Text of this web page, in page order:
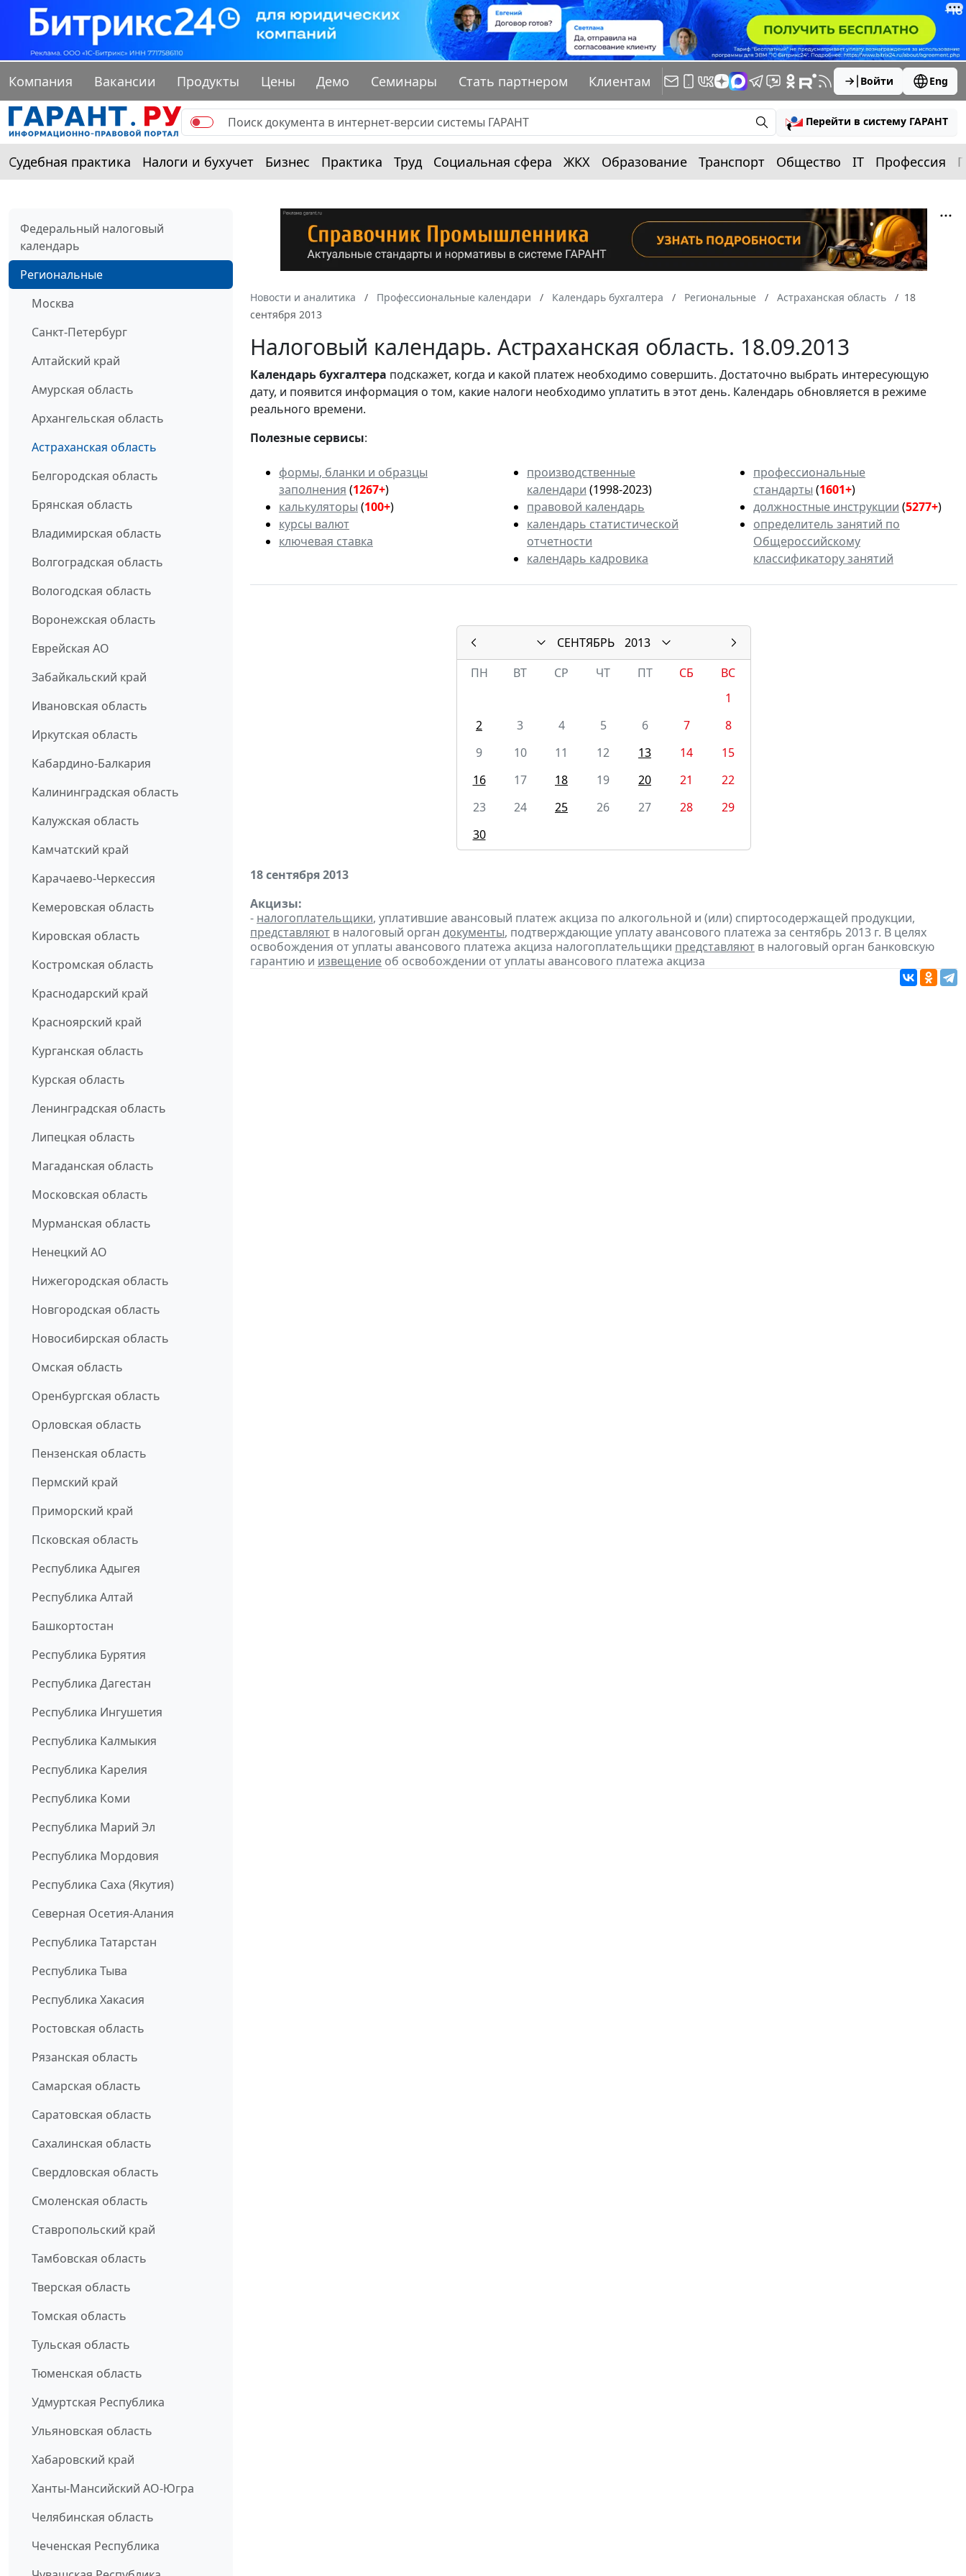
Компания Вакансии Продукты Цены Демо Семинары Стать партнером Клиентам Войти Eng
Перейти в систему ГАРАНТ
Судебная практика Налоги и бухучет Бизнес Практика Труд Социальная сфера ЖКХ Образование Транспорт Общество IT Профессия
Федеральный налоговый
календарь
Региональные
Москва
Санкт-Петербург
Алтайский край
Амурская область
Архангельская область
Астраханская область
Белгородская область
Брянская область
Владимирская область
Волгоградская область
Вологодская область
Воронежская область
Еврейская АО
Забайкальский край
Ивановская область
Иркутская область
Кабардино-Балкария
Калининградская область
Калужская область
Камчатский край
Карачаево-Черкессия
Кемеровская область
Кировская область
Костромская область
Краснодарский край
Красноярский край
Курганская область
Курская область
Ленинградская область
Липецкая область
Магаданская область
Московская область
Мурманская область
Ненецкий АО
Нижегородская область
Новгородская область
Новосибирская область
Омская область
Оренбургская область
Орловская область
Пензенская область
Пермский край
Приморский край
Псковская область
Республика Адыгея
Республика Алтай
Башкортостан
Республика Бурятия
Республика Дагестан
Республика Ингушетия
Республика Калмыкия
Республика Карелия
Республика Коми
Республика Марий Эл
Республика Мордовия
Республика Саха (Якутия)
Северная Осетия-Алания
Республика Татарстан
Республика Тыва
Республика Хакасия
Ростовская область
Рязанская область
Самарская область
Саратовская область
Сахалинская область
Свердловская область
Смоленская область
Ставропольский край
Тамбовская область
Тверская область
Томская область
Тульская область
Тюменская область
Удмуртская Республика
Ульяновская область
Хабаровский край
Ханты-Мансийский АО-Югра
Челябинская область
Чеченская Республика
Новости и аналитика Профессиональные календари Календарь бухгалтера Региональные Астраханская область
18
сентября 2013
Налоговый календарь. Астраханская область. 18.09.2013
Календарьбухгалтера подскажет, когда и какой платеж необходимо совершить. Достаточно выбрать интересующую
дату, и появится информация о том, какие налоги необходимо уплатить в этот день. Календарь обновляется в режиме
реального времени.
Полезные сервисы:
формы, бланки и образцы
заполнения (1267+)
калькуляторы (100+)
курсы валют
ключевая ставка
производственные
календари (1998-2023)
правовой календарь
календарь статистической
отчетности
календарь кадровика
профессиональные
стандарты (1601+)
должностные инструкции (5277+)
определитель занятий по
Общероссийскому
классификатору занятий
СЕНТЯБРЬ
2013
ПН
ВТ СР ЧТ ПТ СБ
ВС
1
2
3 4 5 6 7
8
9
10 11 12 13 14
15
16
17 18 19 20 21
22
23
24 25 26 27 28
29
30
18 сентября 2013
Акцизы:
- налогоплательщики, уплатившие авансовый платеж акциза по алкогольной и (или) спиртосодержащей продукции,
представляют в налоговый орган документы, подтверждающие уплату авансового платежа за сентябрь 2013 г. В целях
освобождения от уплаты авансового платежа акциза налогоплательщики представляют в налоговый орган банковскую
гарантию и извещение об освобождении от уплаты авансового платежа акциза